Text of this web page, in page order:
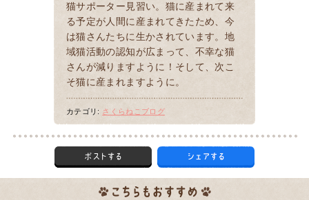
猫サポーター見習い。猫に産まれて来
る予定が人間に産まれてきたため、今
は猫さんたちに生かされています。地
域猫活動の認知が広まって、不幸な猫
さんが減りますように！そして、次こ
そ猫に産まれますように。
カテゴリ: さくらねこブログ